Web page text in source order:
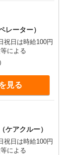
ーター）
による
見る
アクルー）
による